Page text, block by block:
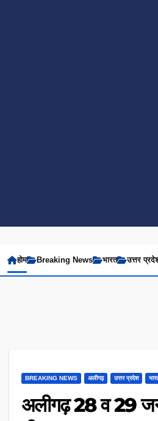
होम Breaking News भारत उत्तर
BREAKING NEWS अलीगढ़ उत्तर प्रदेश
अलीगढ़ 28 व 29